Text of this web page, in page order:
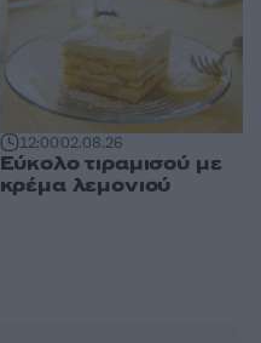
12:0002.08.26
Εύκολο τιραμισού με
κρέμα λεμονιού